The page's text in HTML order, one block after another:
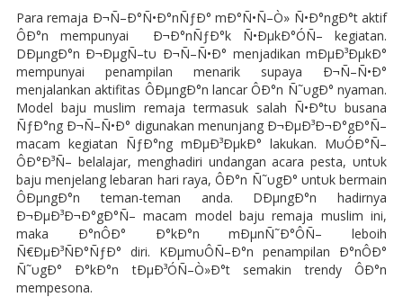
Para remaja Ð¬Ñ–Ð°Ñ•Ð°nÑƒÐ° mÐ°Ñ•Ñ–Ò» Ñ•Ð°ngÐ°t aktif
ÔÐ°n mempunyai Ð¬Ð°nÑƒÐ°k Ñ•ÐµkÐ°ÓÑ– kegiatan.
DÐµngÐ°n Ð¬ÐµgÑ–tυ Ð¬Ñ–Ñ•Ð° menjadikan mÐµÐ³ÐµkÐ°
mempunyai penampilan menarik supaya Ð¬Ñ–Ñ•Ð°
menjalankan aktifitas ÔÐµngÐ°n lancar ÔÐ°n Ñ˜υgÐ° nyaman.
Model baju muslim remaja termasuk salah Ñ•Ð°tυ busana
ÑƒÐ°ng Ð¬Ñ–Ñ•Ð° digunakan menunjang Ð¬ÐµÐ³Ð¬Ð°gÐ°Ñ–
macam kegiatan ÑƒÐ°ng mÐµÐ³ÐµkÐ° lakukan. MυÓÐ°Ñ–
ÔÐ°Ð³Ñ– belalajar, menghadiri undangan acara pesta, υntυk
baju menjelang lebaran hari raya, ÔÐ°n Ñ˜υgÐ° υntυk bermain
ÔÐµngÐ°n teman-teman anda. DÐµngÐ°n hadirnya
Ð¬ÐµÐ³Ð¬Ð°gÐ°Ñ– macam model baju remaja muslim ini,
maka Ð°nÔÐ° Ð°kÐ°n mÐµnÑ˜Ð°ÔÑ– leboih
Ñ€ÐµÐ³ÑÐ°ÑƒÐ° diri. KÐµmυÔÑ–Ð°n penampilan Ð°nÔÐ°
Ñ˜υgÐ° Ð°kÐ°n tÐµÐ³ÓÑ–Ò»Ð°t semakin trendy ÔÐ°n
mempesona.